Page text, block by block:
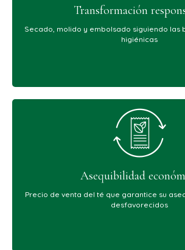
Transformación
Secado, molido y embolsado siguiendo las
higiénicas
Asequibilidad
Precio de venta del té que garantice su
desfavorecidos